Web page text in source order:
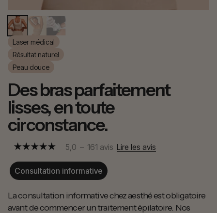
Laser médical
Résultat naturel
Peau douce
Des bras parfaitement
lisses, en toute
circonstance.
5,0 – 161 avis Lire les avis
Consultation informative
La consultation informative chez aesthé est obligatoire
avant de commencer un traitement épilatoire. Nos